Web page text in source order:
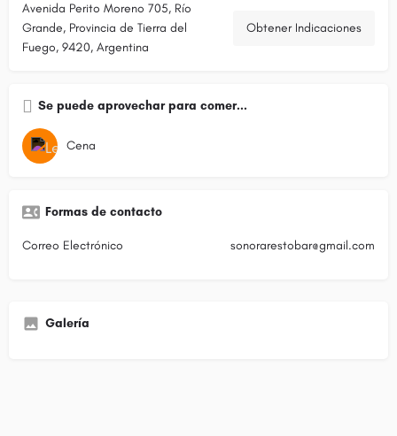
Avenida Perito Moreno 705, Río
Grande, Provincia de Tierra del
Fuego, 9420, Argentina
Obtener Indicaciones
Se puede aprovechar para comer...
Cena
Formas de contacto
Correo Electrónico sonorarestobar@gmail.com
Galería